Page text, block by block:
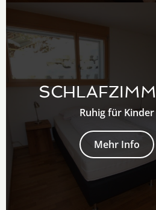
Ruhig für Kinder
Mehr Info